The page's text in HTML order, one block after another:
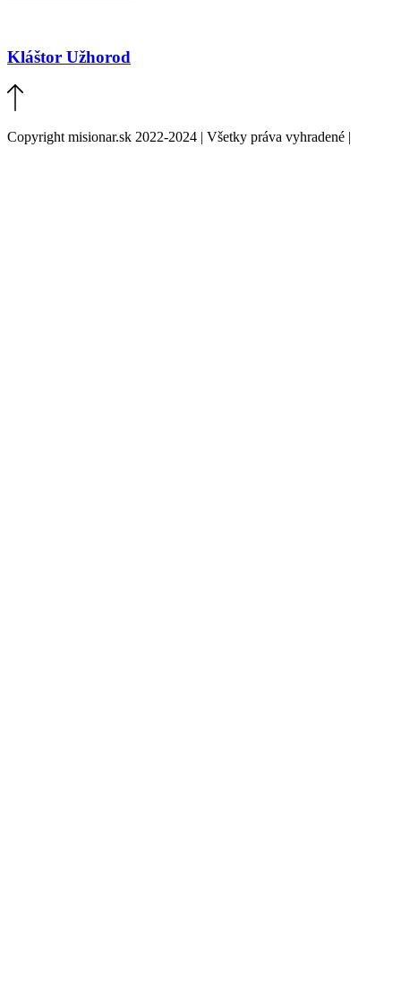
Kláštor Užhorod
Copyright misionar.sk 2022-2024 | Všetky práva vyhradené |